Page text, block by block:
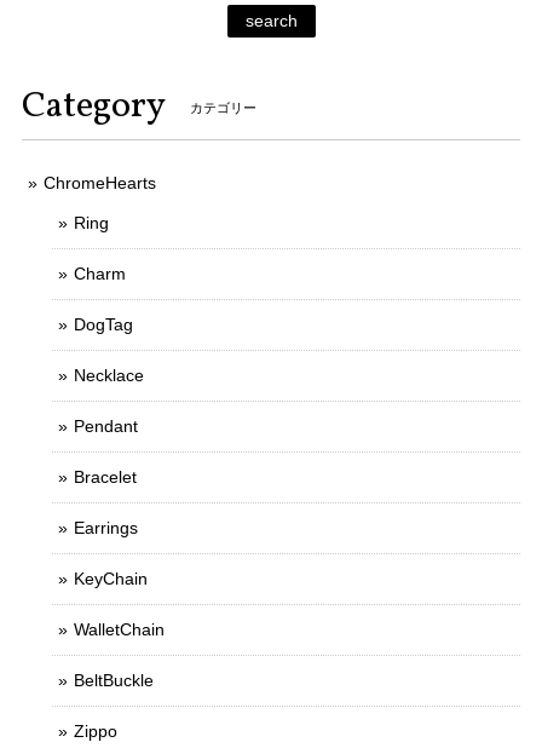
search
Category カテゴリー
ChromeHearts
Ring
Charm
DogTag
Necklace
Pendant
Bracelet
Earrings
KeyChain
WalletChain
BeltBuckle
Zippo